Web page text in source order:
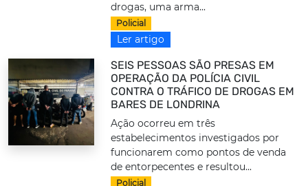
drogas, uma arma...
Policial
Ler artigo
SEIS PESSOAS SÃO PRESAS EM
OPERAÇÃO DA POLÍCIA CIVIL
CONTRA O TRÁFICO DE DROGAS EM
BARES DE LONDRINA
Ação ocorreu em três
estabelecimentos investigados por
funcionarem como pontos de venda
de entorpecentes e resultou...
Policial